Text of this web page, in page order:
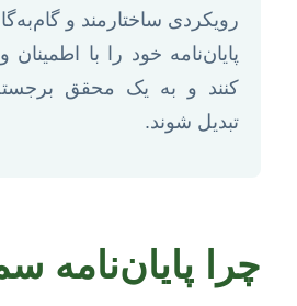
رویکردی ساختارمند و
پایان‌نامه خود را با
کنند و به یک محقق
تبدیل شوند.
چرا پایان‌نامه